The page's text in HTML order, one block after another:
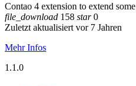
Contao 4 extension to extend
file_download 158 star0
Zuletzt aktualisiert vor 7 Jahren
Mehr Infos
1.1.0